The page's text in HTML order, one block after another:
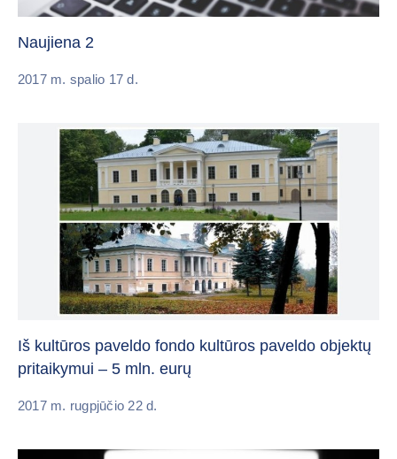
Naujiena 2
2017 m. spalio 17 d.
Iš kultūros paveldo fondo kultūros paveldo objektų
pritaikymui – 5 mln. eurų
2017 m. rugpjūčio 22 d.